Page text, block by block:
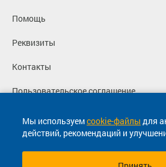
Мы используемcookie-файлы для
действий, рекомендаций и
Помощь
Реквизиты
Контакты
Пользовательское соглашение
Политика конфиденциальности
Согласие на маркетинговые